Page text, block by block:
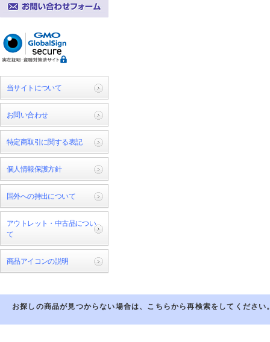
当サイトについて
お問い合わせ
特定商取引に関する表記
個人情報保護方針
国外への持出について
アウトレット・中古品につい
て
商品アイコンの説明
お探しの商品が見つからない場合は、こちらから再検索をしてください